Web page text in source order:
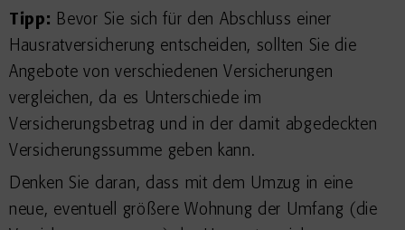
Tipp: Bevor Sie sich für den Abschluss einer
Hausratversicherung entscheiden, sollten Sie die
Angebote von verschiedenen Versicherungen
vergleichen, da es Unterschiede im
Versicherungsbetrag und in der damit abgedeckten
Versicherungssumme geben kann.
Denken Sie daran, dass mit dem Umzug in eine
neue, eventuell größere Wohnung der Umfang (die